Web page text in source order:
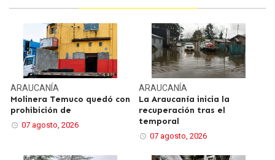
ARAUCANÍA
Molinera Temuco quedó con
prohibición de
07 agosto, 2026
ARAUCANÍA
La Araucanía inicia la
recuperación tras el
temporal
07 agosto, 2026